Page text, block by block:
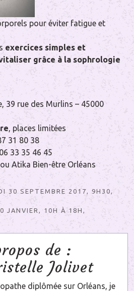
pour éviter fatigue et
exercices simples et
grâce à la sophrologie
39 rue des Murlins – 45000
, places limitées
31 80 38
33 35 46 45
Atika Bien-être Orléans
30 SEPTEMBRE 2017, 9H30,
JANVIER, 10H À 18H,
de :
Jolivet
diplômée sur Orléans, je